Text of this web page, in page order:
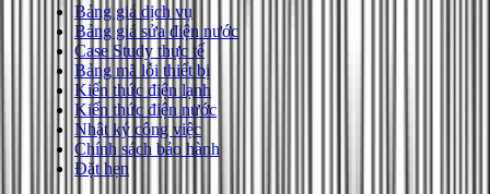
Bảng giá dịch vụ
Bảng giá sửa điện nước
Case Study thực tế
Bảng mã lỗi thiết bị
Kiến thức điện lạnh
Kiến thức điện nước
Nhật ký công việc
Chính sách bảo hành
Đặt hẹn